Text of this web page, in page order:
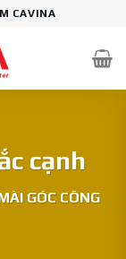
CAVINA
cạnh
GÓC CÔNG